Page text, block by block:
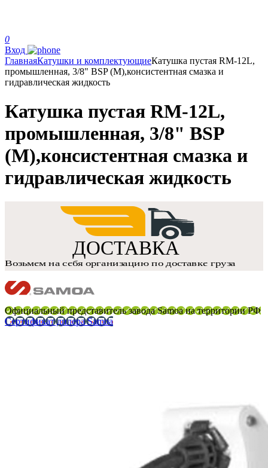
0
Вход
ГлавнаяКатушки и комплектующиеКатушка пустая RM-12L,
промышленная, 3/8" BSP (M),консистентная смазка и
гидравлическая жидкость
Катушка пустая RM-12L,
промышленная, 3/8" BSP
(M),консистентная смазка и
гидравлическая жидкость
Официальный представитель завода Samoa на территории РФ
Сертификат дилера Samoa